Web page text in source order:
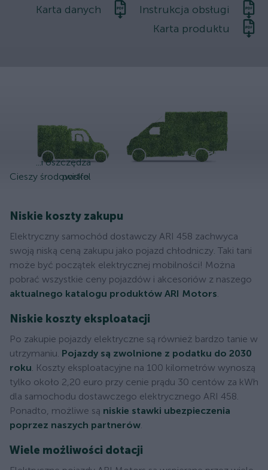
Karta danych
Instrukcja obsługi
Karta produktu
Cieszy środowisko.
...i oszczędza
portfel
Niskie koszty zakupu
Elektryczny samochód dostawczy ARI 458 zachwyca
swoją niską ceną zakupu jako pojazd chłodniczy. Taki tani
może być początek elektrycznej mobilności! Można
pobrać wszystkie ceny pojazdów i akcesoriów z naszego
aktualnego katalogu produktów ARI Motors
Niskie koszty eksploatacji
Po zakupie pojazdy elektryczne są również bardzo tanie w
utrzymaniu. Pojazdy są zwolnione z podatku do 2030
roku . Koszty eksploatacyjne na 100 kilometrów wynoszą
tylko około 2,20 euro przy cenie prądu 30 centów za kWh
dla samochodu dostawczego elektrycznego ARI 458.
Ponadto, możliwe są niskie stawki ubezpieczenia
poprzez naszych partnerów
Wiele możliwości dotacji